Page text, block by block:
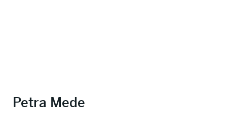
Petra Mede